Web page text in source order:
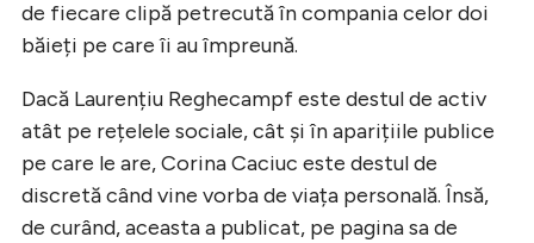
de fiecare clipă petrecută în compania celor doi
băieți pe care îi au împreună.
Dacă Laurențiu Reghecampf este destul de activ
atât pe rețelele sociale, cât și în aparițiile publice
pe care le are, Corina Caciuc este destul de
discretă când vine vorba de viața personală. Însă,
de curând, aceasta a publicat, pe pagina sa de